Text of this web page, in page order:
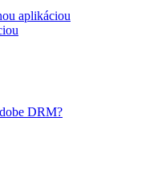
aplikáciou
DRM?